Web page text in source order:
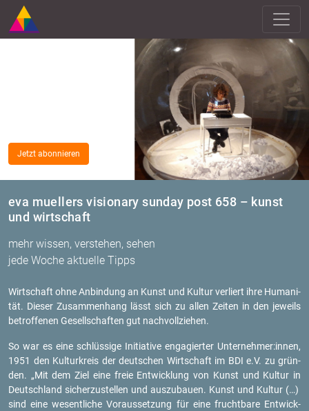
eva muellers visionary sunday post 658 – kunst
und wirtschaft
mehr wissen, verstehen, sehen
jede Woche aktuelle Tipps
Jetzt abonnieren
Wirt­schaft ohne An­bin­dung an Kunst und Kul­tur ver­liert ihre Hu­ma­ni­
tät. Die­ser Zu­sam­men­hang lässt sich zu allen Zei­ten in den je­weils
be­trof­fe­nen Ge­sell­schaf­ten gut nach­voll­zie­hen.
So war es eine schlüs­si­ge In­itia­ti­ve en­ga­gier­ter Un­ter­neh­mer:innen,
1951 den Kul­tur­kreis der deut­schen Wirt­schaft im BDI e.V. zu grün­
den. „Mit dem Ziel eine freie Ent­wick­lung von Kunst und Kul­tur in
Deutsch­land si­cher­zu­stel­len und aus­zu­bau­en. Kunst und Kul­tur (…)
sind eine we­sent­li­che Vor­aus­set­zung für eine frucht­ba­re Ent­wick­